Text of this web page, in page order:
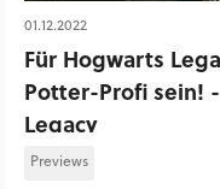
01.12.2022
Für Hogwarts
Potter-Profi sein!
Legacy
Previews